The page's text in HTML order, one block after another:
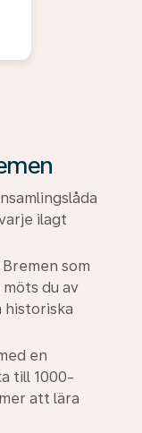
ilagt
som
du av
historiska
en
till 1000-
att lära